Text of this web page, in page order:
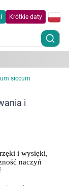
Krótkie daty
siccum
i
i wysięki,
naczyń